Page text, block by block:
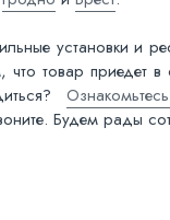
установки и
товар приедет
Будем рады